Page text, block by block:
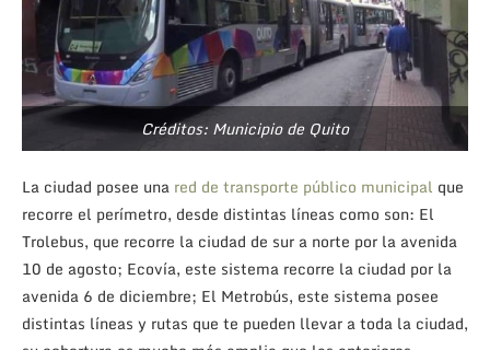
Créditos: Municipio de Quito
La ciudad posee una red de transporte público municipal que
recorre el perímetro, desde distintas líneas como son: El
Trolebus, que recorre la ciudad de sur a norte por la avenida
10 de agosto; Ecovía, este sistema recorre la ciudad por la
avenida 6 de diciembre; El Metrobús, este sistema posee
distintas líneas y rutas que te pueden llevar a toda la ciudad,